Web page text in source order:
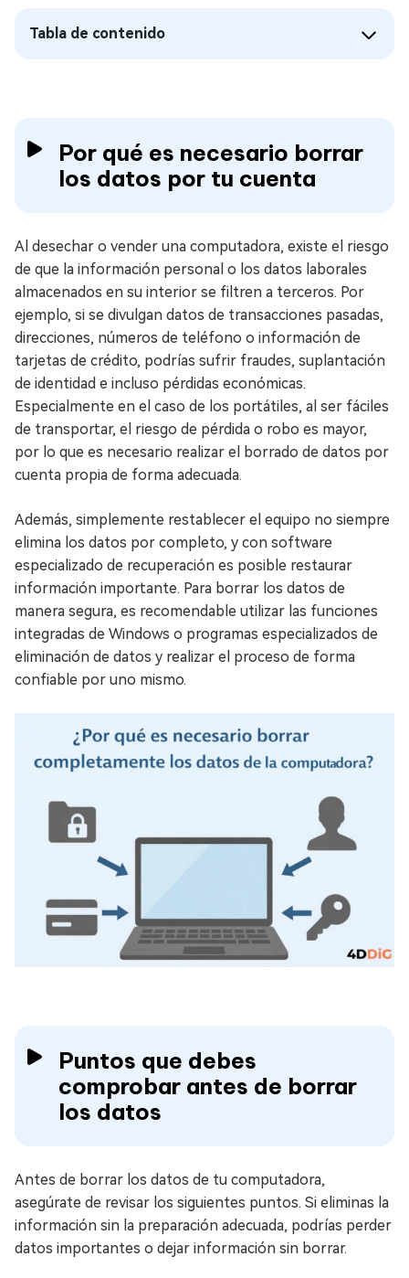
Tabla de contenido
Por qué es necesario borrar
los datos por tu cuenta
Al desechar o vender una computadora, existe el riesgo
de que la información personal o los datos laborales
almacenados en su interior se filtren a terceros. Por
ejemplo, si se divulgan datos de transacciones pasadas,
direcciones, números de teléfono o información de
tarjetas de crédito, podrías sufrir fraudes, suplantación
de identidad e incluso pérdidas económicas.
Especialmente en el caso de los portátiles, al ser fáciles
de transportar, el riesgo de pérdida o robo es mayor,
por lo que es necesario realizar el borrado de datos por
cuenta propia de forma adecuada.
Además, simplemente restablecer el equipo no siempre
elimina los datos por completo, y con software
especializado de recuperación es posible restaurar
información importante. Para borrar los datos de
manera segura, es recomendable utilizar las funciones
integradas de Windows o programas especializados de
eliminación de datos y realizar el proceso de forma
confiable por uno mismo.
Puntos que debes
comprobar antes de borrar
los datos
Antes de borrar los datos de tu computadora,
asegúrate de revisar los siguientes puntos. Si eliminas la
información sin la preparación adecuada, podrías perder
datos importantes o dejar información sin borrar.